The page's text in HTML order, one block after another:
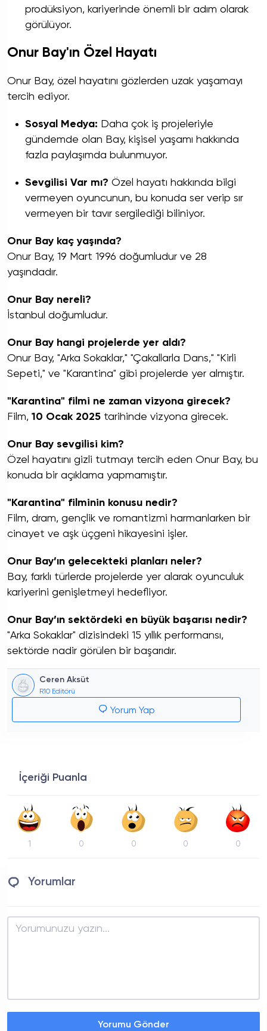
prodüksiyon, kariyerinde önemli bir adım olarak
görülüyor.
Onur Bay'ın Özel Hayatı
Onur Bay, özel hayatını gözlerden uzak yaşamayı
tercih ediyor.
Sosyal Medya: Daha çok iş projeleriyle
gündemde olan Bay, kişisel yaşamı hakkında
fazla paylaşımda bulunmuyor.
Sevgilisi Var mı? Özel hayatı hakkında bilgi
vermeyen oyuncunun, bu konuda ser verip sır
vermeyen bir tavır sergilediği biliniyor.
Onur Bay kaç yaşında?
Onur Bay, 19 Mart 1996 doğumludur ve 28
yaşındadır.
Onur Bay nereli?
İstanbul doğumludur.
Onur Bay hangi projelerde yer aldı?
Onur Bay, "Arka Sokaklar," "Çakallarla Dans," "Kirli
Sepeti," ve "Karantina" gibi projelerde yer almıştır.
"Karantina" filmi ne zaman vizyona girecek?
Film, 10 Ocak 2025 tarihinde vizyona girecek.
Onur Bay sevgilisi kim?
Özel hayatını gizli tutmayı tercih eden Onur Bay, bu
konuda bir açıklama yapmamıştır.
"Karantina" filminin konusu nedir?
Film, dram, gençlik ve romantizmi harmanlarken bir
cinayet ve aşk üçgeni hikayesini işler.
Onur Bay’ın gelecekteki planları neler?
Bay, farklı türlerde projelerde yer alarak oyunculuk
kariyerini genişletmeyi hedefliyor.
Onur Bay’ın sektördeki en büyük başarısı nedir?
"Arka Sokaklar" dizisindeki 15 yıllık performansı,
sektörde nadir görülen bir başarıdır.
Ceren Aksüt
R10 Editörü
Yorum Yap
İçeriği Puanla
1 0 0 0 0
Yorumlar
Yorumu Gönder